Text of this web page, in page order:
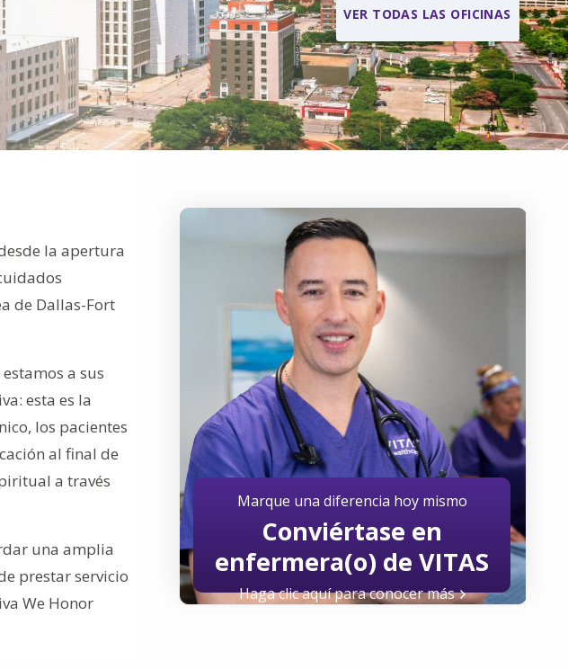
VER TODAS LAS OFICINAS
la apertura
de Dallas-Fort
a sus
esta es la
los pacientes
al final de
a través
una amplia
prestar servicio
We Honor
Marque una diferencia hoy mismo
Conviértase en
enfermera(o) de VITAS
Haga clic aquí para conocer más